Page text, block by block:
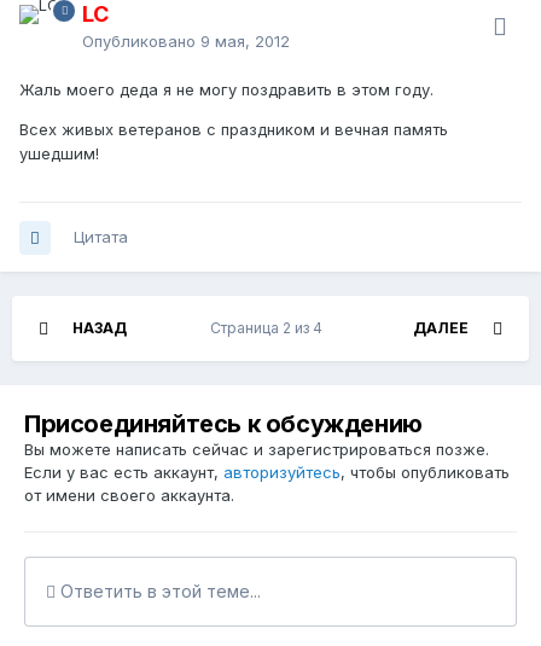
LC
Опубликовано 9 мая, 2012
Жаль моего деда я не могу поздравить в этом году.
Всех живых ветеранов с праздником и вечная память
ушедшим!
Цитата
НАЗАД ДАЛЕЕ
Страница 2 из 4
Присоединяйтесь к обсуждению
Вы можете написать сейчас и зарегистрироваться позже.
Если у вас есть аккаунт, авторизуйтесь, чтобы опубликовать
от имени своего аккаунта.
Ответить в этой теме...